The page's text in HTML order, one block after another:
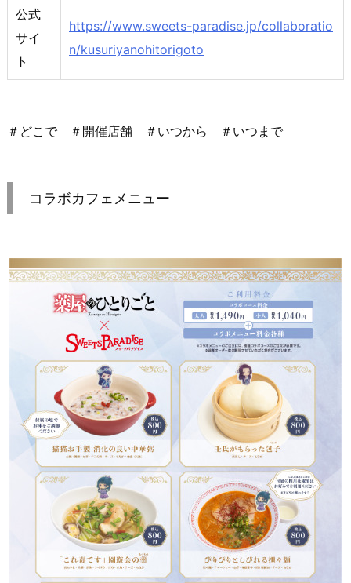
公式
サイ
ト
https://www.sweets-paradise.jp/collaboratio
n/kusuriyanohitorigoto
＃どこで ＃開催店舗 ＃いつから ＃いつまで
コラボカフェメニュー